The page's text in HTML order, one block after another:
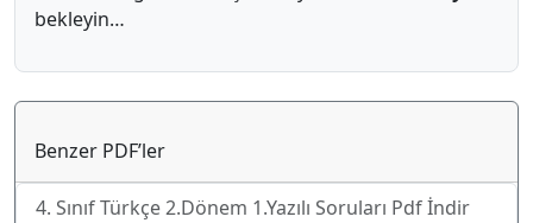
bekleyin…
Benzer PDF’ler
4. Sınıf Türkçe 2.Dönem 1.Yazılı Soruları Pdf İndir